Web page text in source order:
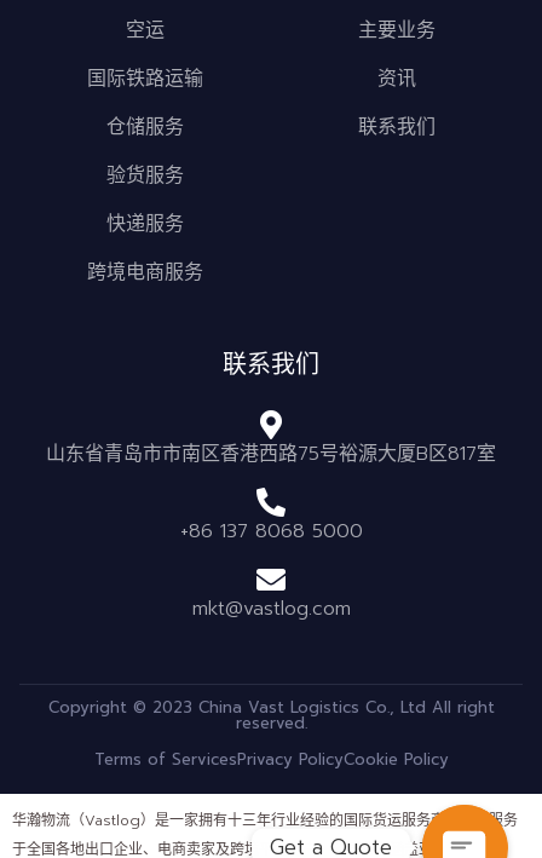
空运
国际铁路运输
仓储服务
验货服务
快递服务
跨境电商服务
主要业务
资讯
联系我们
联系我们
山东省青岛市市南区香港西路75号裕源大厦B区817室
+86 137 8068 5000
mkt@vastlog.com
Copyright © 2023 China Vast Logistics Co., Ltd All right
reserved.
Terms of ServicesPrivacy PolicyCookie Policy
华瀚物流（Vastlog）是一家拥有十三年行业经验的国际货运服务商，长期服务
于全国各地出口企业、电商卖家及跨境平台客户。公司业务涵盖亚马逊
Get a Quote